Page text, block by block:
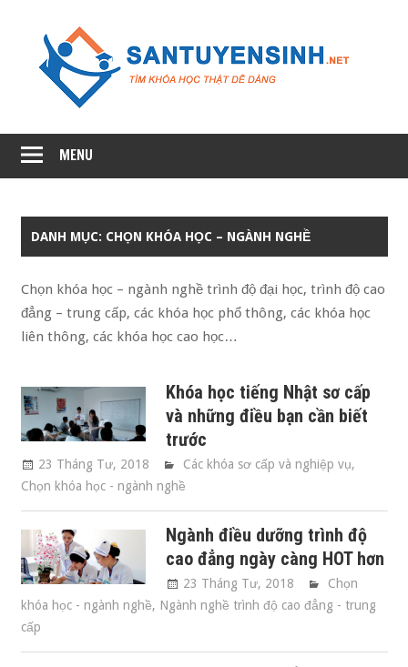
content
thành
viên
KETNOIGIAODUC
MENU
DANH MỤC: CHỌN KHÓA HỌC – NGÀNH NGHỀ
Chọn khóa học – ngành nghề trình độ đại học, trình độ cao
đẳng – trung cấp, các khóa học phổ thông, các khóa học
liên thông, các khóa học cao học…
Khóa học tiếng Nhật sơ cấp
và những điều bạn cần biết
trước
23 Tháng Tư, 2018 Các khóa sơ cấp và nghiệp vụ,
Chọn khóa học - ngành nghề
Ngành điều dưỡng trình độ
cao đẳng ngày càng HOT hơn
23 Tháng Tư, 2018
Chọn
khóa học - ngành nghề, Ngành nghề trình độ cao đẳng - trung
cấp